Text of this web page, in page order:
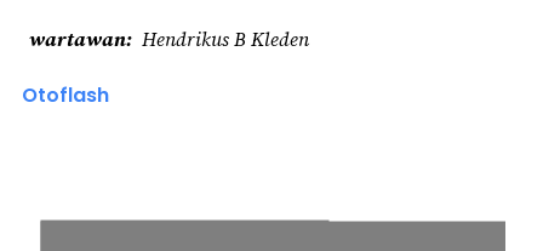
wartawan Hendrikus B Kleden
Otoflash